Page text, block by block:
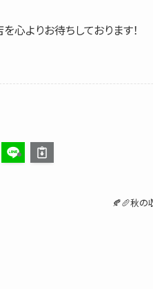
心よりお待ちしております！
🍂🥖秋の